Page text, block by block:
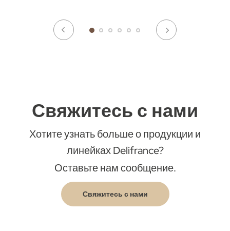
Свяжитесь с нами
Хотите узнать больше о продукции и
линейках Delifrance?
Оставьте нам сообщение.
Свяжитесь с нами